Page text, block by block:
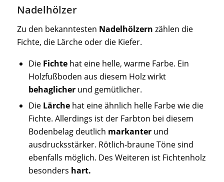
Nadelhölzer
Zu den bekanntesten Nadelhölzern zählen die
Fichte, die Lärche oder die Kiefer.
Die Fichtehat eine helle, warme Farbe. Ein
Holzfußboden aus diesem Holz wirkt
behaglicherund gemütlicher.
Die Lärchehat eine ähnlich helle Farbe wie die
Fichte. Allerdings ist der Farbton bei diesem
Bodenbelag deutlich markanterund
ausdrucksstärker. Rötlich-braune Töne sind
ebenfalls möglich. Des Weiteren ist Fichtenholz
besonders hart.